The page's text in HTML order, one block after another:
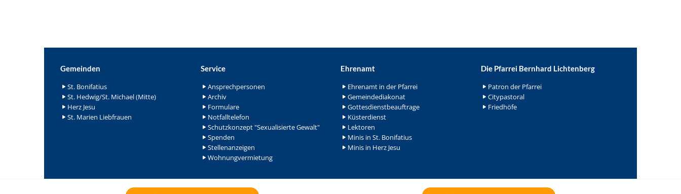
Gemeinden
St. Bonifatius
St. Hedwig/St. Michael (Mitte)
Herz Jesu
St. Marien Liebfrauen
Service
Ansprechpersonen
Archiv
Formulare
Notfalltelefon
Schutzkonzept "Sexualisierte Gewalt"
Spenden
Stellenanzeigen
Wohnungvermietung
Ehrenamt
Ehrenamt in der Pfarrei
Gemeindediakonat
Gottesdienstbeauftrage
Küsterdienst
Lektoren
Minis in St. Bonifatius
Minis in Herz Jesu
Die Pfarrei Bernhard Lichtenberg
Patron der Pfarrei
Citypastoral
Friedhöfe